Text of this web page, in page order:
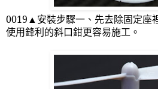
0019▲安裝步驟一、先去除固定座
使用鋒利的斜口鉗更容易施工。